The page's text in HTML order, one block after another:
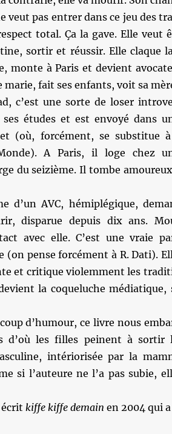
veut pas entrer dans ce jeu des
total. Ça la gave. Elle veut
sortir et réussir. Elle claque
monte à Paris et devient
marie, fait ses enfants, voit sa
c’est une sorte de loser
études et est envoyé dans
(où, forcément, se substitue
A Paris, il loge chez
du seizième. Il tombe
d’un AVC, hémiplégique,
disparue depuis dix ans.
avec elle. C’est une vraie
(on pense forcément à R. Dati).
et critique violemment les
la coqueluche
d’humour, ce livre nous
d’où les filles peinent à
intériorisée par la
si l’auteure ne l’a pas subie,
écrit kiffe kiffe demain en 2004 qui